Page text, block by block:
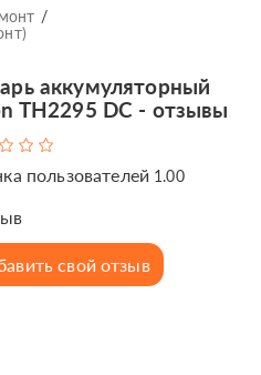
аккумуляторный
TH2295 DC - отзывы
пользователей 1.00
свой отзыв